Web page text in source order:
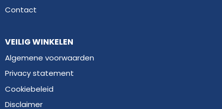
Contact
VEILIG WINKELEN
Algemene voorwaarden
Privacy statement
Cookiebeleid
Disclaimer